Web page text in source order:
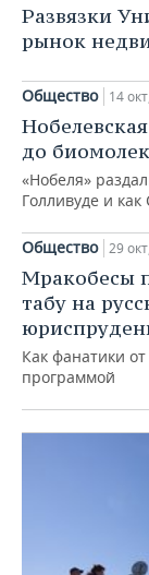
Развязки
рынок
Общество 14
до
«Нобеля»
Голливуде и
Общество 29
Мракобесы
табу на
Как фанатики
программой
Общество
«Мама с
26 ноя, 07:00